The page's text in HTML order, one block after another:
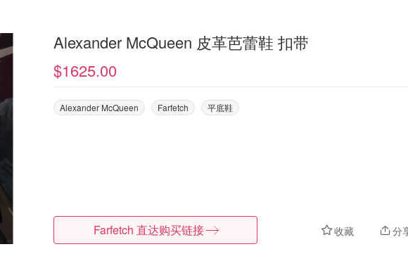
Alexander McQueen 皮革芭蕾鞋 扣带
$1625.00
Alexander McQueen Farfetch 平底鞋
收藏 分
Farfetch 直达购买链接